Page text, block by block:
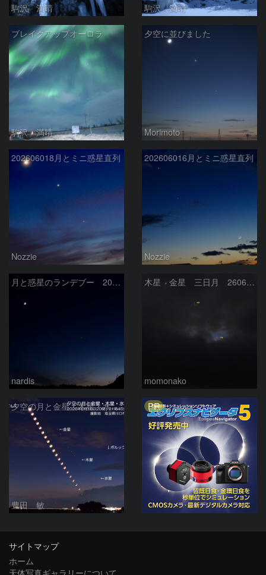
駒沢 満晴 駒沢 満晴
ブレイクアップオーロラ
駒沢 満晴
夕空に並びました
Morimoto
202606018月とミニ惑星直列
Nozzie
202606016月とミニ惑星直列
Nozzie
月と惑星のランデブー 2026/06/19
nardis
木星 金星 三日月 260618
momonako
夕空の月と金星・木星・水星の接近 2026/6/18
豊田 敏
PR
サイトマップ
ホーム
天体写真ギャラリーについて